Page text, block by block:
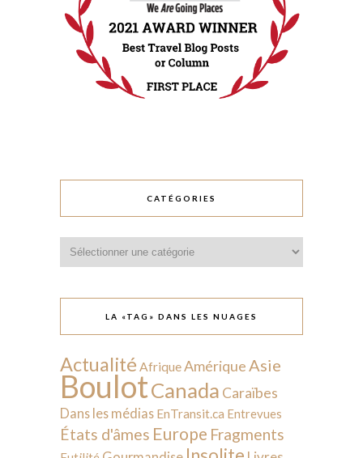
CATÉGORIES
LA «TAG» DANS LES NUAGES
Actualité AfriqueAmérique Asie
BoulotCanada Caraïbes
Dans les médias EnTransit.ca Entrevues
États d'âmes Europe Fragments